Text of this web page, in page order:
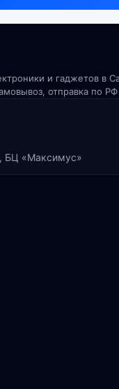
и гаджетов в
отправка по
БЦ «Максимус»